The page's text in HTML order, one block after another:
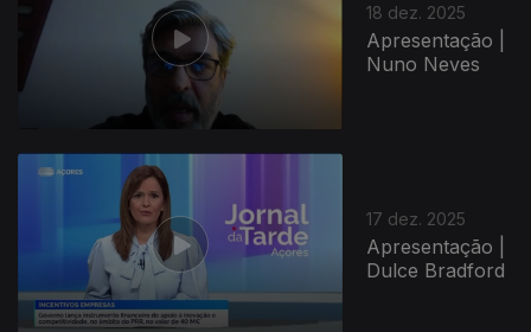
18 dez. 2025
Apresentação |
Nuno Neves
17 dez. 2025
Apresentação |
Dulce Bradford